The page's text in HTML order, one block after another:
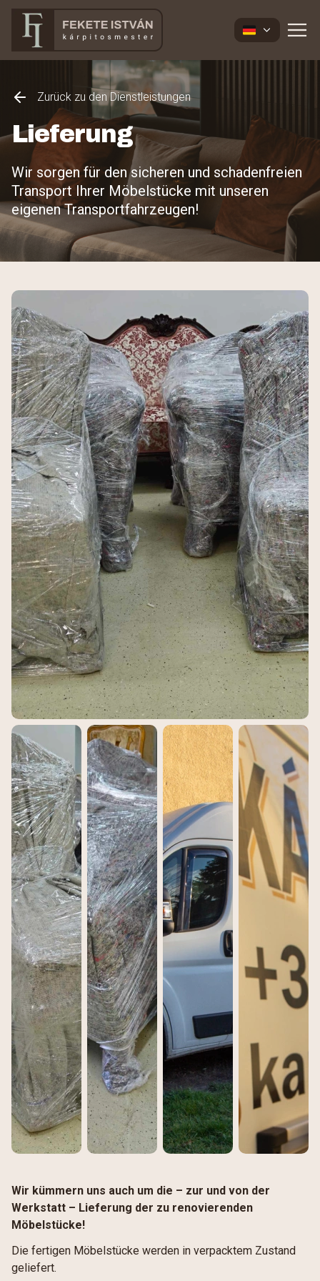
Zurück zu den Dienstleistungen
Lieferung
Wir sorgen für den sicheren und schadenfreien
Transport Ihrer Möbelstücke mit unseren
eigenen Transportfahrzeugen!
Wir kümmern uns auch um die – zur und von der
Werkstatt – Lieferung der zu renovierenden
Möbelstücke!
Die fertigen Möbelstücke werden in verpacktem Zustand
geliefert.